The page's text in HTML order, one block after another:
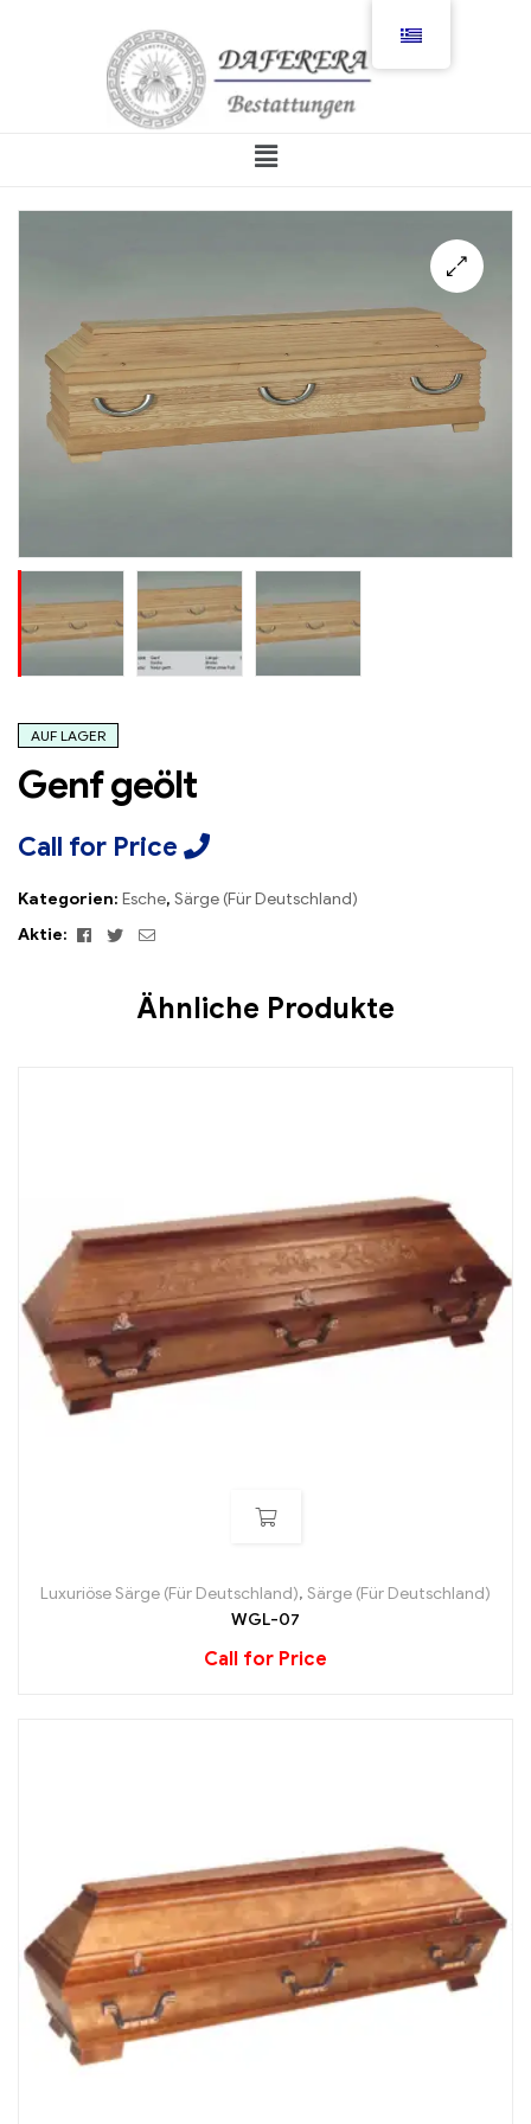
AUF LAGER
Genf geölt
Call for Price
Kategorien: Esche, Särge (Für Deutschland)
Aktie:
Facebook
TwitterEmail
Ähnliche Produkte
Luxuriöse Särge (Für Deutschland), Särge (Für Deutschland)
WGL-07
Call for Price